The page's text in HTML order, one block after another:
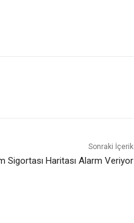
Sonraki İçerik
Sigortası Haritası Alarm Veriyor